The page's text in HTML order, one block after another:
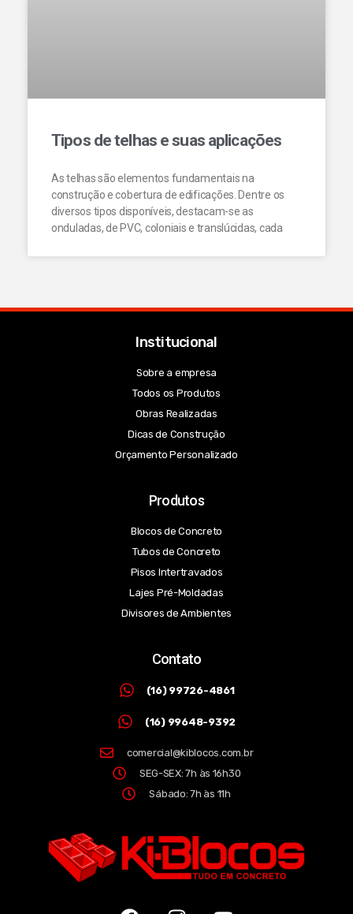
Tipos de telhas e suas aplicações
As telhas são elementos fundamentais na
construção e cobertura de edificações. Dentre os
diversos tipos disponíveis, destacam-se as
onduladas, de PVC, coloniais e translúcidas, cada
Institucional
Sobre a empresa
Todos os Produtos
Obras Realizadas
Dicas de Construção
Orçamento Personalizado
Produtos
Blocos de Concreto
Tubos de Concreto
Pisos Intertravados
Lajes Pré-Moldadas
Divisores de Ambientes
Contato
(16) 99726-4861
(16) 99648-9392
comercial@kiblocos.com.br
SEG-SEX: 7h às 16h30
Sábado: 7h às 11h